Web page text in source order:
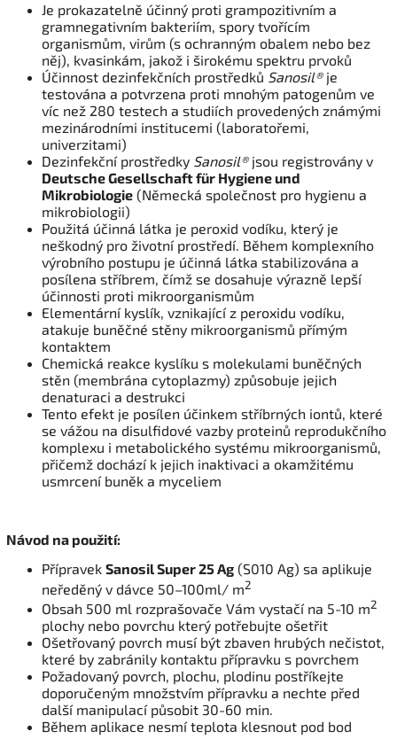
Je prokazatelně účinný proti grampozitivním a
gramnegativním bakteriím, spory tvořícím
organismům, virům (s ochranným obalem nebo bez
něj), kvasinkám, jakož i širokému spektru prvoků
Účinnost dezinfekčních prostředků Sanosil®je
testována a potvrzena proti mnohým patogenům ve
víc než 280 testech a studiích provedených známými
mezinárodními institucemi (laboratořemi,
univerzitami)
Dezinfekční prostředky Sanosil®jsou registrovány v
Deutsche Gesellschaft für Hygiene und
Mikrobiologie (Německá společnost pro hygienu a
mikrobiologii)
Použitá účinná látka je peroxid vodíku, který je
neškodný pro životní prostředí. Během komplexního
výrobního postupu je účinná látka stabilizována a
posílena stříbrem, čímž se dosahuje výrazně lepší
účinnosti proti mikroorganismům
Elementární kyslík, vznikající z peroxidu vodíku,
atakuje buněčné stěny mikroorganismů přímým
kontaktem
Chemická reakce kyslíku s molekulami buněčných
stěn (membrána cytoplazmy) způsobuje jejich
denaturaci a destrukci
Tento efekt je posílen účinkem stříbrných iontů, které
se vážou na disulfidové vazby proteinů reprodukčního
komplexu i metabolického systému mikroorganismů,
přičemž dochází k jejich inaktivaci a okamžitému
usmrcení buněk a myceliem
Návod na použití:
Přípravek Sanosil Super 25 Ag (S010 Ag) sa aplikuje
neředěný v dávce 50–100ml/ m2
Obsah 500 ml rozprašovače Vám vystačí na 5-10 m2
plochy nebo povrchu který potřebujte ošetřit
Ošetřovaný povrch musí být zbaven hrubých nečistot,
které by zabránily kontaktu přípravku s povrchem
Požadovaný povrch, plochu, plodinu postříkejte
doporučeným množstvím přípravku a nechte před
další manipulací působit 30-60 min.
Během aplikace nesmí teplota klesnout pod bod